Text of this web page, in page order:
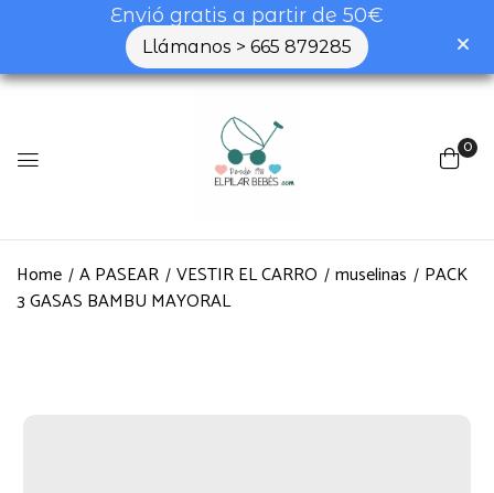
Envió gratis a partir de 50€
Llámanos > 665 879285
0
Home A PASEAR VESTIR EL CARRO muselinas
PACK
3 GASAS BAMBU MAYORAL